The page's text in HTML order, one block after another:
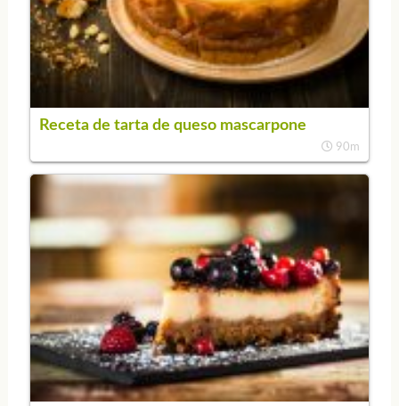
Receta de tarta de queso mascarpone
90m